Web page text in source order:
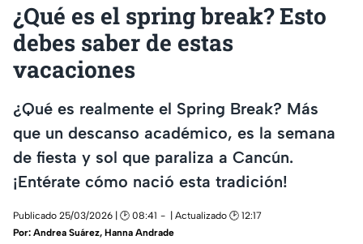
¿Qué es el spring break? Esto
debes saber de estas
vacaciones
¿Qué es realmente el Spring Break? Más
que un descanso académico, es la semana
de fiesta y sol que paraliza a Cancún.
¡Entérate cómo nació esta tradición!
Publicado 25/03/2026 | 🕑 08:41
| Actualizado 🕑 12:17
Por: Andrea Suárez, Hanna Andrade